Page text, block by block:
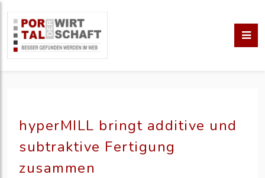
hyperMILL bringt additive und
subtraktive Fertigung
zusammen